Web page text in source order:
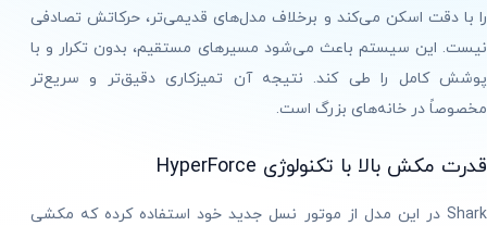
را با دقت اسکن می‌کند و برخلاف مدل‌های قدیمی‌تر، حرکاتش تصادفی
نیست. این سیستم باعث می‌شود مسیرهای مستقیم، بدون تکرار و با
پوشش کامل را طی کند. نتیجه آن تمیزکاری دقیق‌تر و سریع‌تر
مخصوصاً در خانه‌های بزرگ است.
قدرت مکش بالا با تکنولوژی HyperForce
Shark در این مدل از موتور نسل جدید خود استفاده کرده که مکشی